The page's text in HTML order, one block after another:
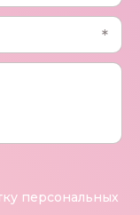
персональных